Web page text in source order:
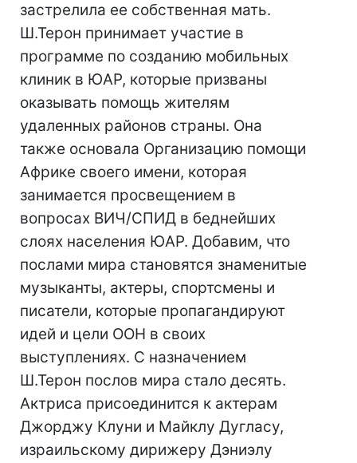
застрелила ее собственная мать.
Ш.Терон принимает участие в
программе по созданию мобильных
клиник в ЮАР, которые призваны
оказывать помощь жителям
удаленных районов страны. Она
также основала Организацию помощи
Африке своего имени, которая
занимается просвещением в
вопросах ВИЧ/СПИД в беднейших
слоях населения ЮАР. Добавим, что
послами мира становятся знаменитые
музыканты, актеры, спортсмены и
писатели, которые пропагандируют
идей и цели ООН в своих
выступлениях. С назначением
Ш.Терон послов мира стало десять.
Актриса присоединится к актерам
Джорджу Клуни и Майклу Дугласу,
израильскому дирижеру Дэниэлу